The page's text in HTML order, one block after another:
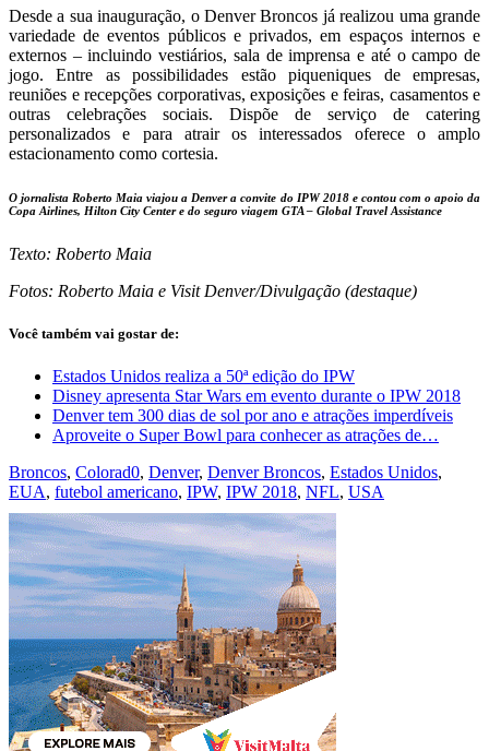
Desde a sua inauguração, o Denver Broncos já realizou uma grande
variedade de eventos públicos e privados, em espaços internos e
externos – incluindo vestiários, sala de imprensa e até o campo de
jogo. Entre as possibilidades estão piqueniques de empresas,
reuniões e recepções corporativas, exposições e feiras, casamentos e
outras celebrações sociais. Dispõe de serviço de catering
personalizados e para atrair os interessados oferece o amplo
estacionamento como cortesia.
O jornalista Roberto Maia viajou a Denver a convite do IPW 2018 e contou com o apoio da
Copa Airlines, Hilton City Center e do seguro viagem GTA – Global Travel Assistance
Texto: Roberto Maia
Fotos: Roberto Maia e Visit Denver/Divulgação (destaque)
Você também vai gostar de:
Estados Unidos realiza a 50ª edição do IPW
Disney apresenta Star Wars em evento durante o IPW 2018
Denver tem 300 dias de sol por ano e atrações imperdíveis
Aproveite o Super Bowl para conhecer as atrações de…
Broncos, Colorad0, Denver, Denver Broncos, Estados Unidos,
EUA, futebol americano, IPW, IPW 2018, NFL, USA